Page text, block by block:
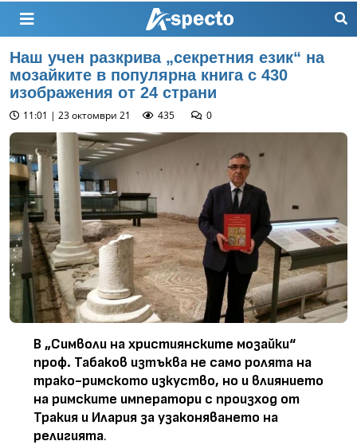
Наш учен разкрива „секретния език“ на
мозайките в популярна книга с 430
изображения от 24 страни
11:01 | 23 октомври 21 435 0
В „Символи на християнските мозайки“
проф. Табаков изтъква не само ролята на
трако-римското изкуство, но и влиянието
на римските императори с произход от
Тракия и Илария за узаконяването на
религията.